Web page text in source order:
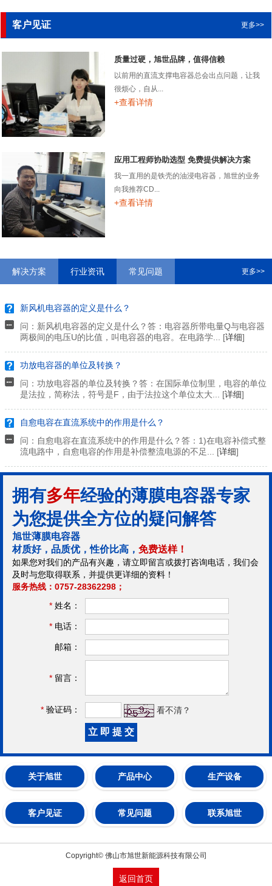
客户见证 更多>>
质量过硬，旭世品牌，值得信赖
以前用的直流支撑电容器总会出点问题，让我
很烦心，自从...
+查看详情
应用工程师协助选型 免费提供解决方案
我一直用的是铁壳的油浸电容器，旭世的业务
向我推荐CD...
+查看详情
解决方案 行业资讯 常见问题 更多>>
新风机电容器的定义是什么？
问：新风机电容器的定义是什么？答：电容器所带电量Q与电容器
两极间的电压U的比值，叫电容器的电容。在电路学... [详细]
功放电容器的单位及转换？
问：功放电容器的单位及转换？答：在国际单位制里，电容的单位
是法拉，简称法，符号是F，由于法拉这个单位太大... [详细]
自愈电容在直流系统中的作用是什么？
问：自愈电容在直流系统中的作用是什么？答：1)在电容补偿式整
流电路中，自愈电容的作用是补偿整流电源的不足... [详细]
拥有多年经验的薄膜电容器专家
为您提供全方位的疑问解答
旭世薄膜电容器
材质好，品质优，性价比高， 免费送样！
如果您对我们的产品有兴趣，请立即留言或拨打咨询电话，我们会
及时与您取得联系，并提供更详细的资料！
服务热线：0757-28362298；
* 姓名：
* 电话：
邮箱：
* 留言：
* 验证码： 看不清？
关于旭世 产品中心 生产设备
客户见证 常见问题 联系旭世
Copyright© 佛山市旭世新能源科技有限公司
返回首页